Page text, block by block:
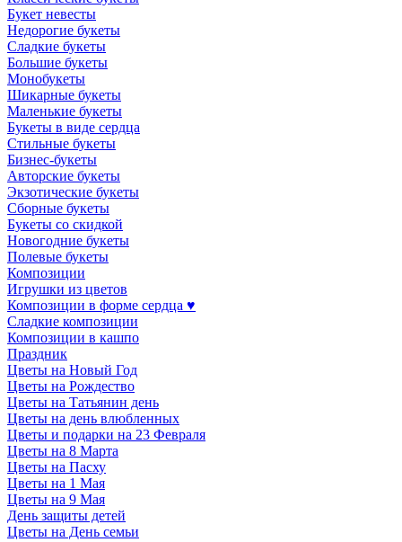
Букет невесты
Недорогие букеты
Сладкие букеты
Большие букеты
Монобукеты
Шикарные букеты
Маленькие букеты
Букеты в виде сердца
Стильные букеты
Бизнес-букеты
Авторские букеты
Экзотические букеты
Сборные букеты
Букеты со скидкой
Новогодние букеты
Полевые букеты
Композиции
Игрушки из цветов
Композиции в форме сердца ♥
Сладкие композиции
Композиции в кашпо
Праздник
Цветы на Новый Год
Цветы на Рождество
Цветы на Татьянин день
Цветы на день влюбленных
Цветы и подарки на 23 Февраля
Цветы на 8 Марта
Цветы на Пасху
Цветы на 1 Мая
Цветы на 9 Мая
День защиты детей
Цветы на День семьи